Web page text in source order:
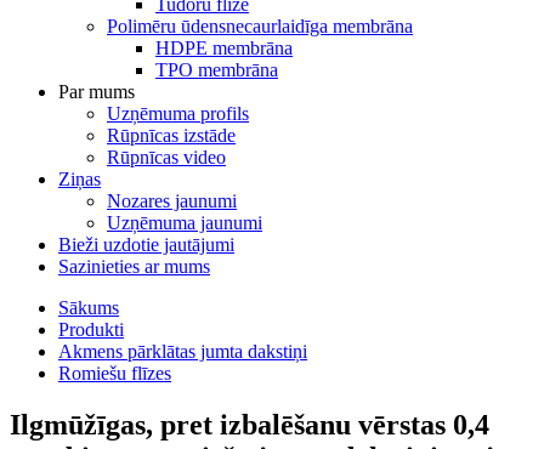
Tudoru flīze
Polimēru ūdensnecaurlaidīga membrāna
HDPE membrāna
TPO membrāna
Par mums
Uzņēmuma profils
Rūpnīcas izstāde
Rūpnīcas video
Ziņas
Nozares jaunumi
Uzņēmuma jaunumi
Bieži uzdotie jautājumi
Sazinieties ar mums
Sākums
Produkti
Akmens pārklātas jumta dakstiņi
Romiešu flīzes
Ilgmūžīgas, pret izbalēšanu vērstas 0,4